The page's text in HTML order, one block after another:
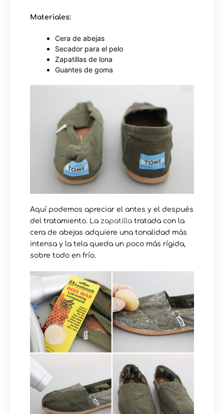
Materiales:
Cera de abejas
Secador para el pelo
Zapatillas de lona
Guantes de goma
Aquí podemos apreciar el antes y el después
del tratamiento. La zapatilla tratada con la
cera de abejas adquiere una tonalidad más
intensa y la tela queda un poco más rígida,
sobre todo en frío.